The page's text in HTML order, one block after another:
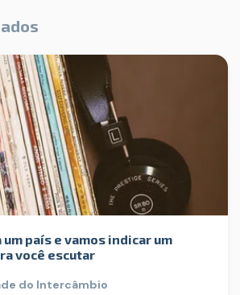
um país e vamos indicar um
você escutar
do Intercâmbio